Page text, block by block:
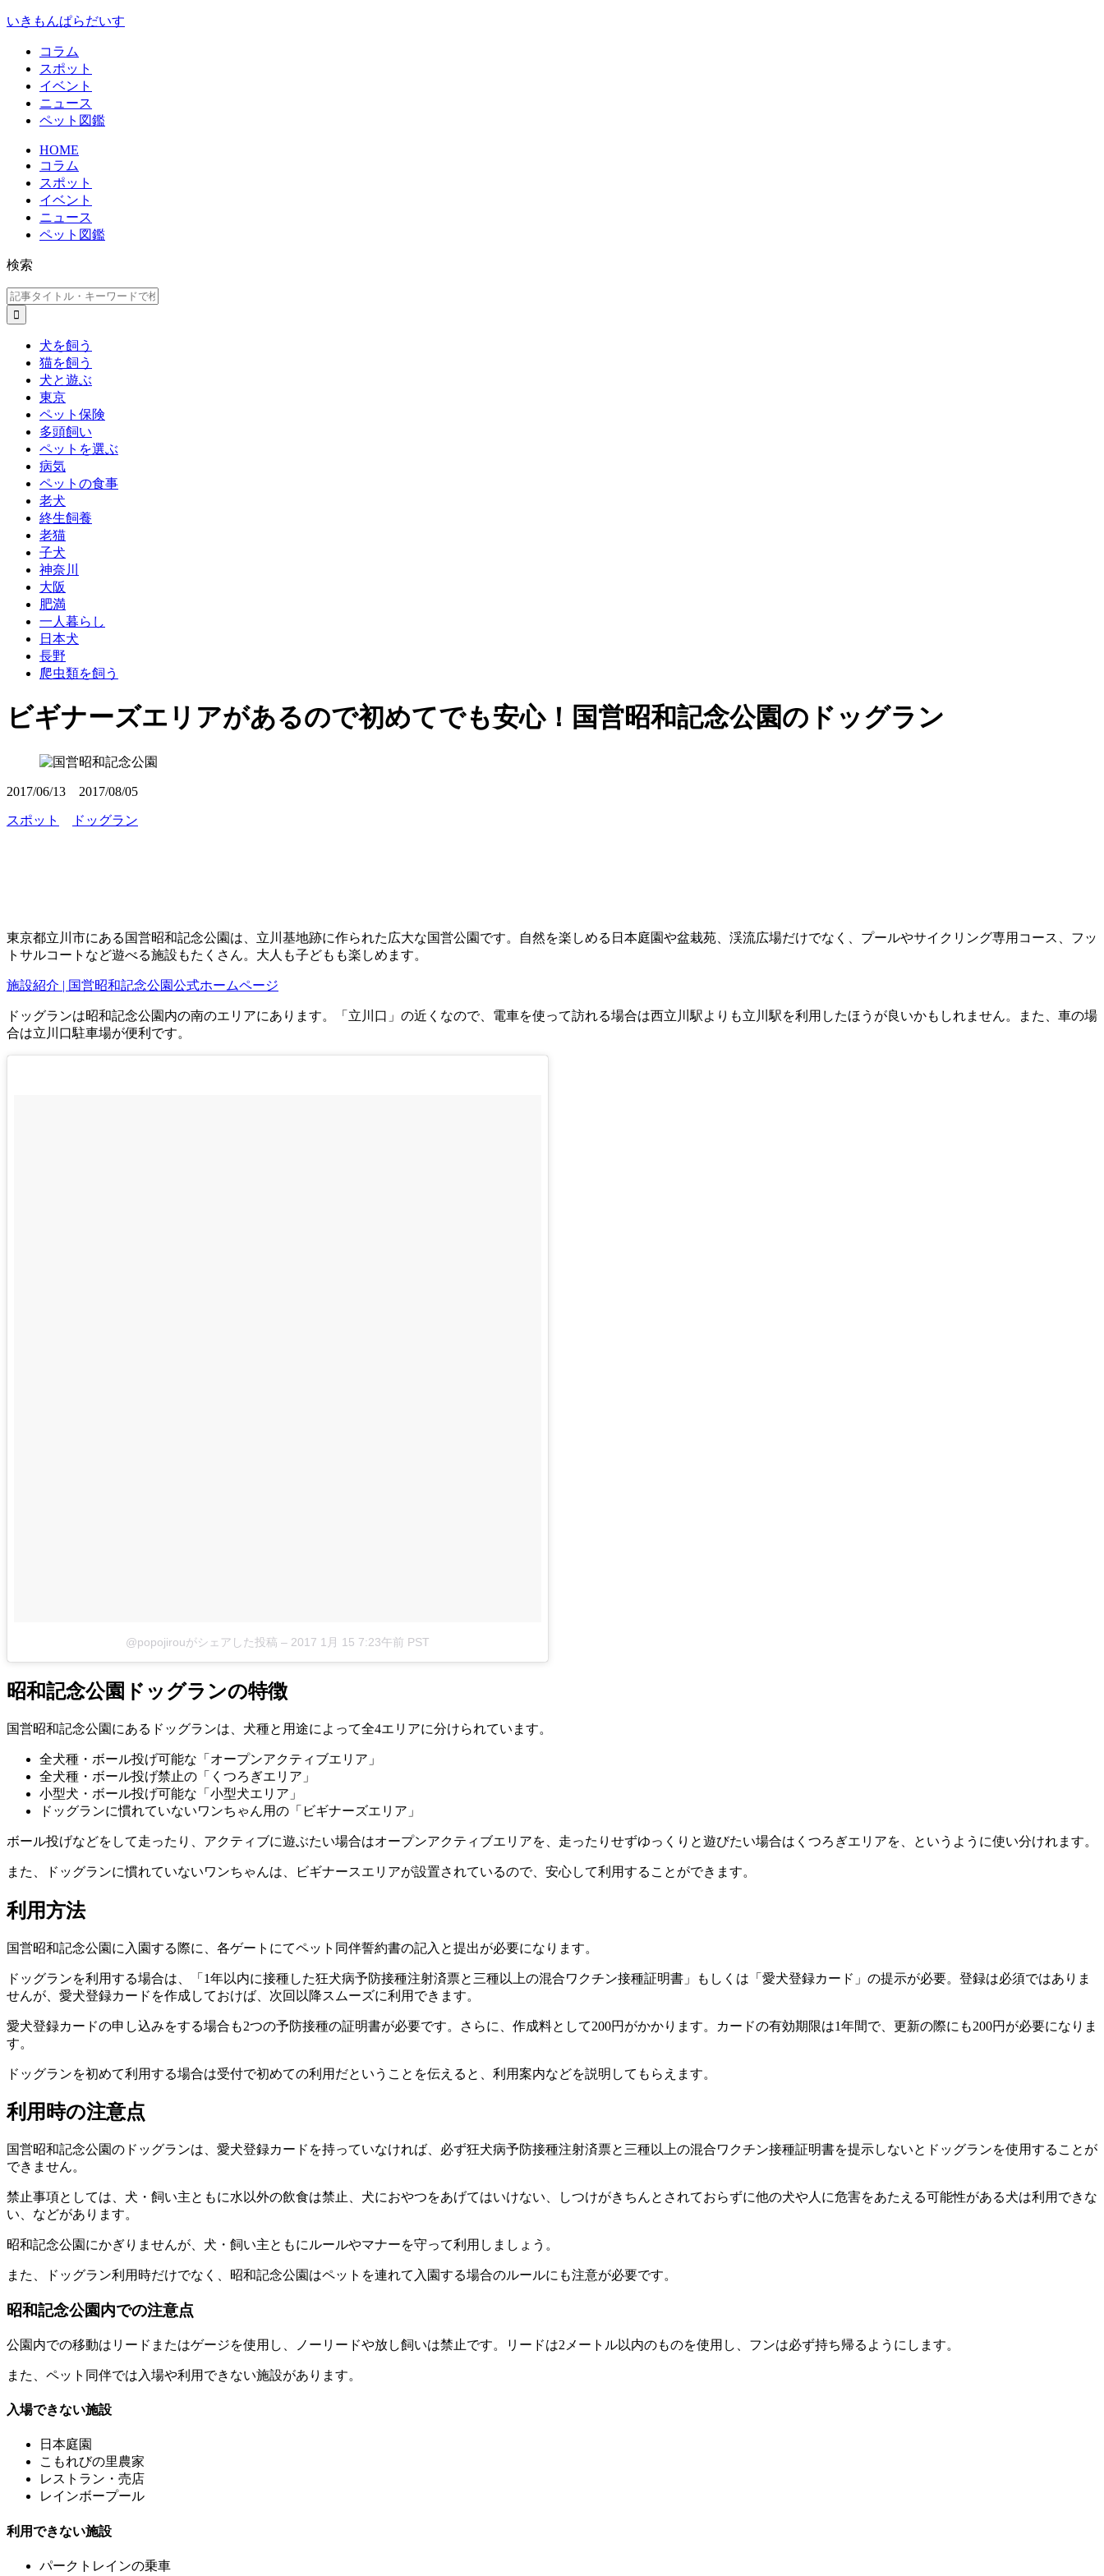
いきもんぱらだいす
コラム
スポット
イベント
ニュース
ペット図鑑
HOME
コラム
スポット
イベント
ニュース
ペット図鑑
検索
犬を飼う
猫を飼う
犬と遊ぶ
東京
ペット保険
多頭飼い
ペットを選ぶ
病気
ペットの食事
老犬
終生飼養
老猫
子犬
神奈川
大阪
肥満
一人暮らし
日本犬
長野
爬虫類を飼う
ビギナーズエリアがあるので初めてでも安心！国営昭和記念公園のドッグラン
2017/06/13 2017/08/05
スポット ドッグラン
東京都立川市にある 国営昭和記念公園 は、立川基地跡に作られた広大な国営公園です。自然を楽しめる日本庭園や盆栽苑、渓流広場だけでなく、プールやサイクリング専用コース、フッ
トサルコートなど遊べる施設もたくさん。大人も子どもも楽しめます。
施設紹介 | 国営昭和記念公園公式ホームページ
ドッグランは昭和記念公園内の南のエリアにあります。「立川口」の近くなので、電車を使って訪れる場合は西立川駅よりも立川駅を利用したほうが良いかもしれません。また、車の場
合は立川口駐車場が便利です。
@popojirouがシェアした投稿 – 2017 1月 15 7:23午前 PST
昭和記念公園ドッグランの特徴
国営昭和記念公園にあるドッグランは、犬種と用途によって全4エリアに分けられています。
全犬種・ボール投げ可能な「 オープンアクティブエリア 」
全犬種・ボール投げ禁止の「 くつろぎエリア 」
小型犬・ボール投げ可能な「 小型犬エリア 」
ドッグランに慣れていないワンちゃん用の「 ビギナーズエリア 」
ボール投げなどをして走ったり、アクティブに遊ぶたい場合はオープンアクティブエリアを、走ったりせずゆっくりと遊びたい場合はくつろぎエリアを、というように使い分けれます。
また、ドッグランに慣れていないワンちゃんは、ビギナースエリアが設置されているので、安心して利用することができます。
利用方法
国営昭和記念公園に入園する際に、各ゲートにてペット同伴誓約書の記入と提出が必要になります。
ドッグランを利用する場合は、「 1年以内に接種した狂犬病予防接種注射済票と三種以上の混合ワクチン接種証明書 」もしくは「 愛犬登録カード 」の提示が必要。登録は必須ではありま
せんが、愛犬登録カードを作成しておけば、次回以降スムーズに利用できます。
愛犬登録カードの申し込みをする場合も2つの予防接種の証明書が必要です。さらに、作成料として200円がかかります。カードの有効期限は1年間で、更新の際にも200円が必要になりま
す。
ドッグランを初めて利用する場合は受付で初めての利用だということを伝えると、利用案内などを説明してもらえます。
利用時の注意点
国営昭和記念公園のドッグランは、愛犬登録カードを持っていなければ、必ず狂犬病予防接種注射済票と三種以上の混合ワクチン接種証明書を提示しないとドッグランを使用することが
できません。
禁止事項としては、犬・飼い主ともに水以外の飲食は禁止、犬におやつをあげてはいけない、しつけがきちんとされておらずに他の犬や人に危害をあたえる可能性がある犬は利用できな
い、などがあります。
昭和記念公園にかぎりませんが、犬・飼い主ともにルールやマナーを守って利用しましょう。
また、ドッグラン利用時だけでなく、昭和記念公園はペットを連れて入園する場合のルールにも注意が必要です。
昭和記念公園内での注意点
公園内での移動はリードまたはゲージを使用し、ノーリードや放し飼いは禁止です。リードは2メートル以内のものを使用し、フンは必ず持ち帰るようにします。
また、ペット同伴では入場や利用できない施設があります。
入場できない施設
日本庭園
こもれびの里農家
レストラン・売店
レインボープール
利用できない施設
パークトレインの乗車